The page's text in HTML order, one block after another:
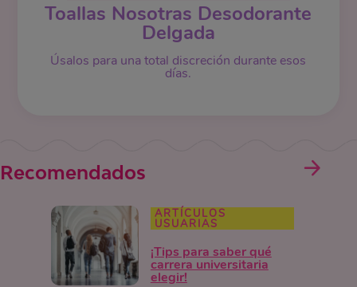
Toallas Nosotras Desodorante
Delgada
Úsalos para una total discreción durante esos
días.
Recomendados
ARTÍCULOS
USUARIAS
¡Tips para saber qué
carrera universitaria
elegir!